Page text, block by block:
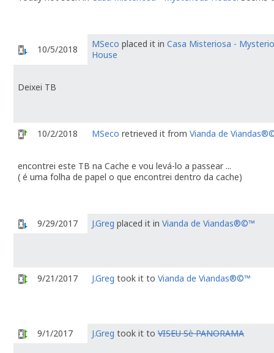
10/5/2018 MSeco placed it in Casa Misteriosa -
House
Deixei TB
10/2/2018 MSeco retrieved it from Vianda de
encontrei este TB na Cache e vou levá-lo a passear ...
( é uma folha de papel o que encontrei dentro da cache)
9/29/2017 J.Greg placed it in Vianda de Viandas®©™
9/21/2017 J.Greg took it to Vianda de Viandas®©™
9/1/2017 J.Greg took it to VISEU Sè PANORAMA